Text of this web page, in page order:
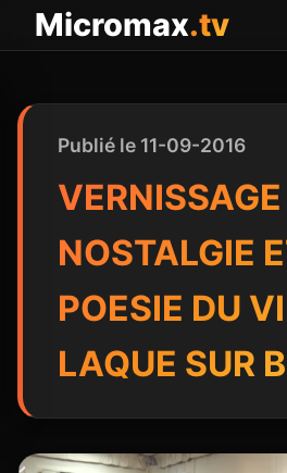
Micromax.tv
Publié le 11-09-2016
VERNISSAGE
NOSTALGIE
POESIE DU
LAQUE SUR
Panneau de gestion des cookies